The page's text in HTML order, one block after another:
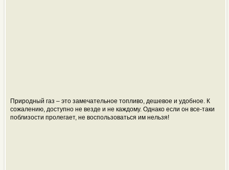
Природный газ – это замечательное топливо, дешевое и удобное. К
сожалению, доступно не везде и не каждому. Однако если он все-таки
поблизости пролегает, не воспользоваться им нельзя!